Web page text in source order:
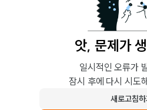
앗, 문제가
일시적인 오류가
잠시 후에 다시 시도
새로고침